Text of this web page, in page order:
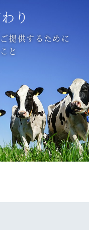
り
提供するために
と